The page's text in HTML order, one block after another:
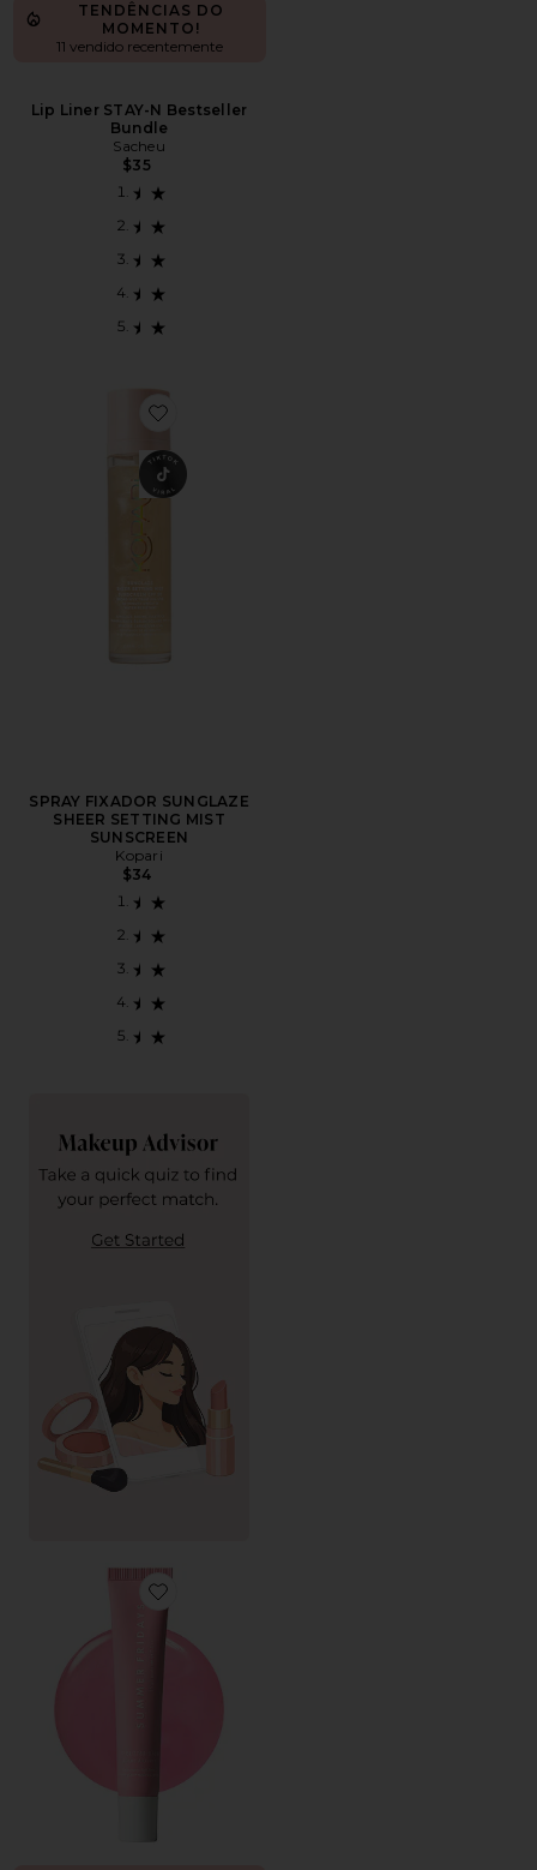
TENDÊNCIAS DO
MOMENTO!
11 vendido recentemente
Lip Liner STAY-N Bestseller
Bundle
Sacheu
$35
Favorite SPRAY FIXADOR SUNGLAZE SHEER
SPRAY FIXADOR SUNGLAZE
SHEER SETTING MIST
SUNSCREEN
Kopari
$34
Favorite Limited Edition Lip Butter Balm